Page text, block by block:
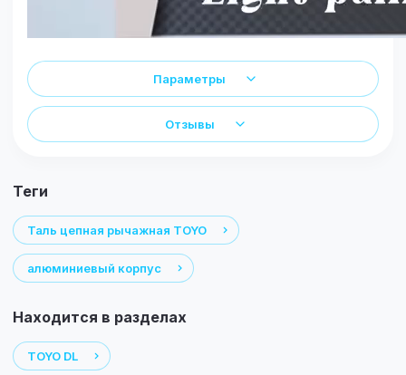
Параметры
Отзывы
теги
Таль цепная рычажная TOYO
алюминиевый корпус
Находится в разделах
TOYO DL